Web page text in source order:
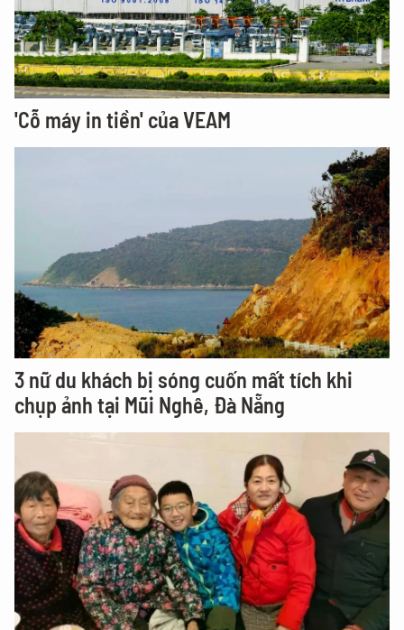
'Cỗ máy in tiền' của VEAM
3 nữ du khách bị sóng cuốn mất tích khi
chụp ảnh tại Mũi Nghê, Đà Nẵng